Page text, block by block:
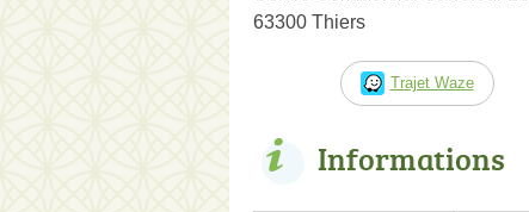
63300 Thiers
Trajet Waze
Informations